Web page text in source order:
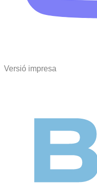
Versió impresa